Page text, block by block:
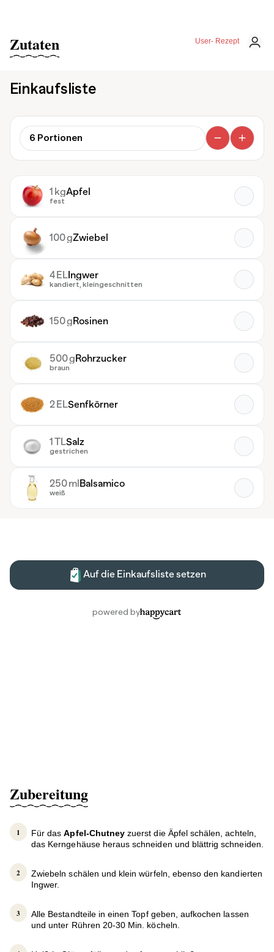
User- Rezept
Zutaten
Zubereitung
Für dasApfel-Chutneyzuerst die Äpfel schälen, achteln,
das Kerngehäuse heraus schneiden und blättrig schneiden.
Zwiebeln schälen und klein würfeln, ebenso den kandierten
Ingwer.
Alle Bestandteile in einen Topf geben, aufkochen lassen
und unter Rühren 20-30 Min. köcheln.